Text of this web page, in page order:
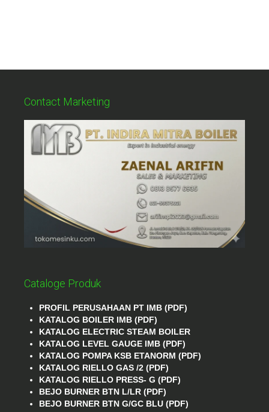
Contact Marketing
Cataloge Produk
PROFIL PERUSAHAAN PT IMB (PDF)
KATALOG BOILER IMB (PDF)
KATALOG ELECTRIC STEAM BOILER
KATALOG LEVEL GAUGE IMB (PDF)
KATALOG POMPA KSB ETANORM (PDF)
KATALOG RIELLO GAS /2 (PDF)
KATALOG RIELLO PRESS- G (PDF)
BEJO BURNER BTN L/LR (PDF)
BEJO BURNER BTN G/GC BLU (PDF)